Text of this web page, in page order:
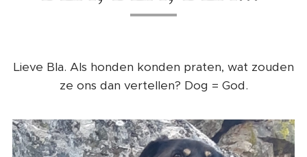
Lieve Bla. Als honden konden praten, wat zouden
ze ons dan vertellen? Dog = God.